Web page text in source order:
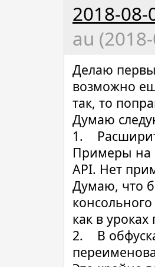
2018-08-
au
Делаю
возможно
так, то
Думаю
1.
Примеры на
API. Нет
Думаю, что
как в уроках
2. В